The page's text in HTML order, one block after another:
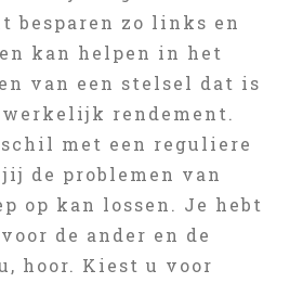
besparen zo links en
kan helpen in het
van een stelsel dat is
werkelijk rendement.
met een reguliere
de problemen van
op kan lossen. Je hebt
de ander en de
hoor. Kiest u voor